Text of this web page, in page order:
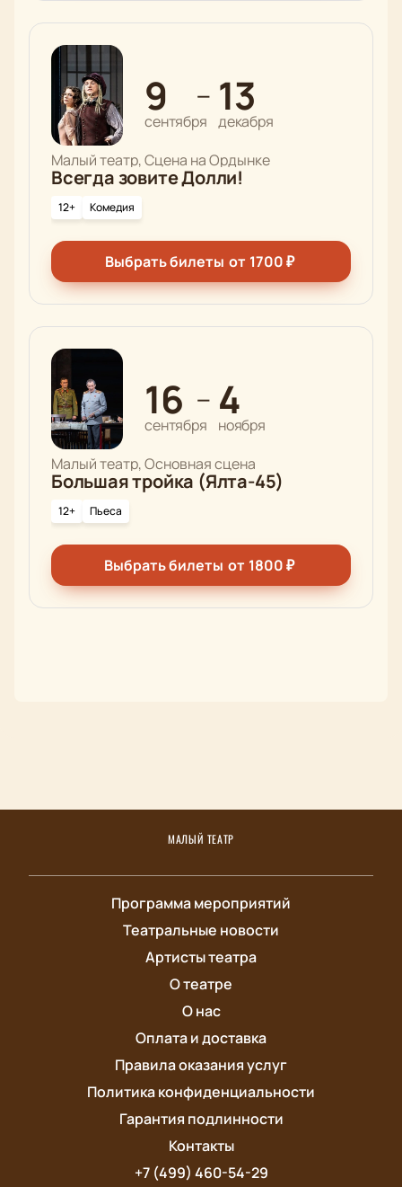
9
сентября
— 13
декабря
Малый театр, Сцена на Ордынке
Всегда зовите Долли!
12+ Комедия
Выбрать билеты от 1700₽
16
сентября
— 4
ноября
Малый театр, Основная сцена
Большая тройка (Ялта-45)
12+ Пьеса
Выбрать билеты от 1800₽
МАЛЫЙ ТЕАТР
Программа мероприятий
Театральные новости
Артисты театра
О театре
О нас
Оплата и доставка
Правила оказания услуг
Политика конфиденциальности
Гарантия подлинности
Контакты
+7 (499) 460-54-29